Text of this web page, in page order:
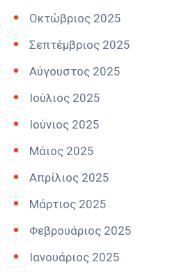
Οκτώβριος 2025
Σεπτέμβριος 2025
Αύγουστος 2025
Ιούλιος 2025
Ιούνιος 2025
Μάιος 2025
Απρίλιος 2025
Μάρτιος 2025
Φεβρουάριος 2025
Ιανουάριος 2025